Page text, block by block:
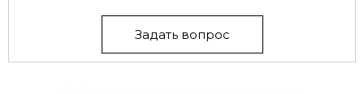
Задать вопрос